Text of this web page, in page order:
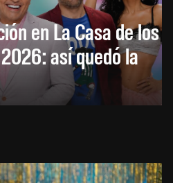
en La Casa de los
así quedó la